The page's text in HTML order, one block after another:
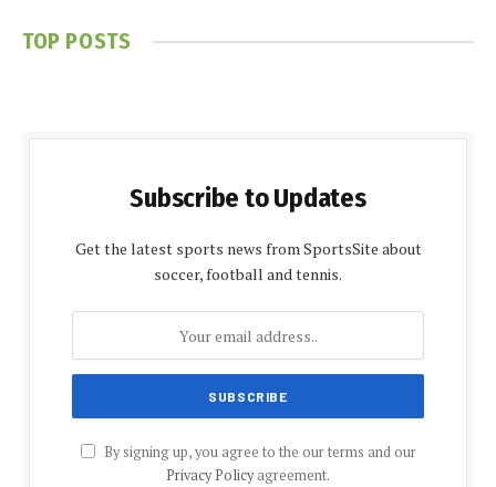
TOP POSTS
Subscribe to Updates
Get the latest sports news from SportsSite about
soccer, football and tennis.
By signing up, you agree to the our terms and our
Privacy Policyagreement.